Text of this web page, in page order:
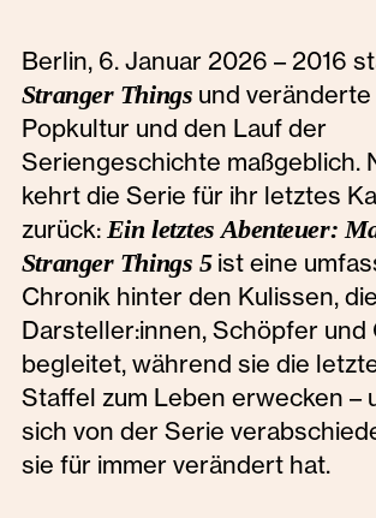
Berlin, 6. Januar 2026 – 2016
Stranger Things und veränderte
Popkultur und den Lauf der
Seriengeschichte maßgeblich.
kehrt die Serie für ihr letztes
zurück: Ein letztes Abenteuer:
Stranger Things 5ist eine
Chronik hinter den Kulissen,
Darsteller:innen, Schöpfer und
begleitet, während sie die
Staffel zum Leben erwecken –
sich von der Serie
sie für immer verändert hat.